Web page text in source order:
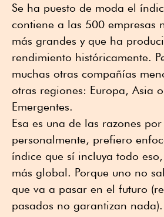
Se ha puesto de moda el
contiene a las 500 empresas
más grandes y que ha
rendimiento históricamente.
muchas otras compañías
otras regiones: Europa, Asia
Emergentes.
Esa es una de las razones
personalmente, prefiero
índice que sí incluya todo
más global. Porque uno no
que va a pasar en el futuro
pasados no garantizan nada).